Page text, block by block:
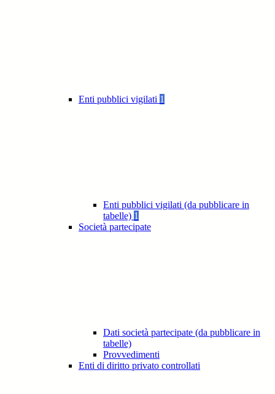
Enti pubblici vigilati 1
Enti pubblici vigilati (da pubblicare in
tabelle) 1
Società partecipate
Dati società partecipate (da pubblicare in
tabelle)
Provvedimenti
Enti di diritto privato controllati